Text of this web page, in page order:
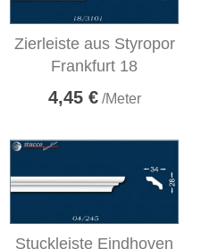
Zierleiste aus Styropor
Frankfurt 18
4,45 €/Meter
Stuckleiste Eindhoven